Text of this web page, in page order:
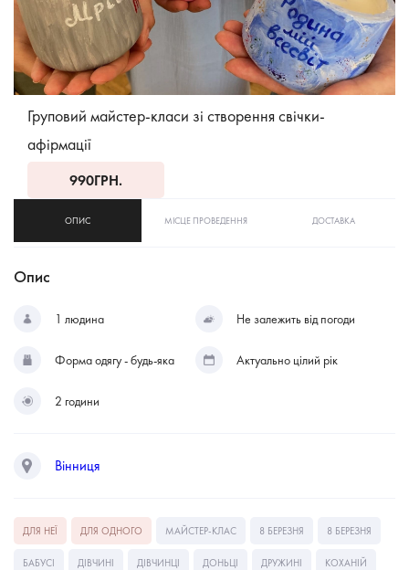
Груповий майстер-класи зі створення свічки-
афірмації
990ГРН.
ОПИС МІСЦЕ ПРОВЕДЕННЯ ДОСТАВКА
Опис
1 людина Не залежить від погоди
Форма одягу - будь-яка Актуально цілий рік
2 години
Вінниця
ДЛЯ НЕЇ ДЛЯ ОДНОГО МАЙСТЕР-КЛАС 8 БЕРЕЗНЯ 8 БЕРЕЗНЯ
БАБУСІ ДІВЧИНІ ДІВЧИНЦІ ДОНЬЦІ ДРУЖИНІ КОХАНІЙ